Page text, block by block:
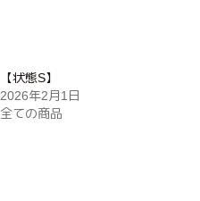
【状態S】
2026年2月1日
全ての商品